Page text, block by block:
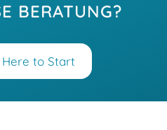
BERATUNG?
Here to Start